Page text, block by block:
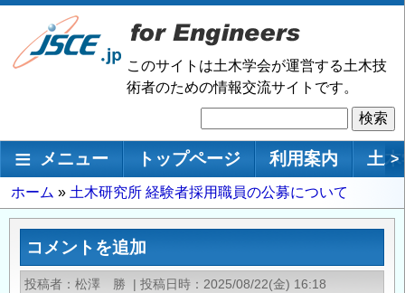
メ
ン
移
このサイトは土木学会が運営する土木技
術者のための情報交流サイトです。
索
メインナビゲーション
メニュー トップページ 利用案内 土 >
パ
ン
ず
ホーム 土木研究所 経験者採用職員の公募について
コメントを追加
投稿者 松澤 勝 | 投稿日時
2025/08/22(金) 16:18